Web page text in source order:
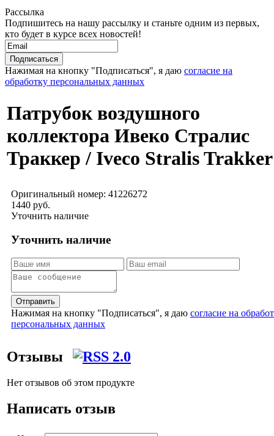
Рассылка
Подпишитесь на нашу рассылку и станьте одним из первых,
кто будет в курсе всех новостей!
Нажимая на кнопку "Подписаться", я даю согласие на
обработку персональных данных
Патрубок воздушного
коллектора Ивеко Стралис
Траккер / Iveco Stralis Trakker
Оригинальный номер: 41226272
1440 руб.
Уточнить наличие
Уточнить наличие
Отправить
Нажимая на кнопку "Подписаться", я даю согласие на
персональных данных
Отзывы
Нет отзывов об этом продукте
Написать отзыв